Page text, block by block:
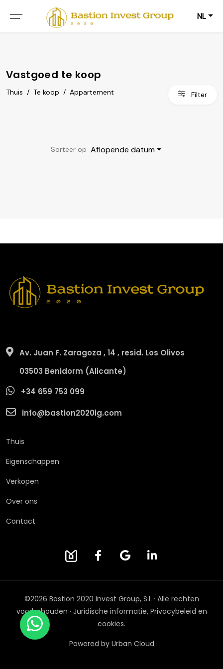
NL
Vastgoed te koop
Thuis / Te koop / Appartement Filter
Sorteer op Aflopende datum
Av. Juan F. Zaragoza , 14 , resid. Los Olivos
03503 Benidorm (Alicante)
+34 659 753 099
info@bastion2020ig.com
Thuis
Eigenschappen
Verkopen
Over ons
Contact
©2026 Bastion 2020 Invest Group, S.l. · Alle rechten
voorbehouden · Juridische informatie, Privacybeleid en
cookies.
Powered by Urban Cloud